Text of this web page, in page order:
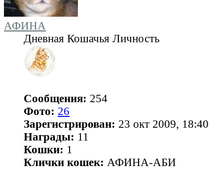
АФИНА
Дневная Кошачья Личность
Сообщения: 254
Фото: 26
Зарегистрирован: 23 окт 2009, 18:40
Награды: 11
Кошки: 1
Клички кошек: АФИНА-АБИ